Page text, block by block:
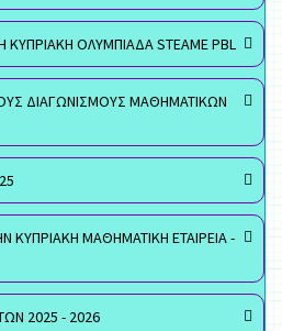
ΟΛΥΜΠΙΑΔΑ STEAME PBL
ΔΙΑΓΩΝΙΣΜΟΥΣ ΜΑΘΗΜΑΤΙΚΩΝ
ΚΥΠΡΙΑΚΗ ΜΑΘΗΜΑΤΙΚΗ ΕΤΑΙΡΕΙΑ -
2025 - 2026